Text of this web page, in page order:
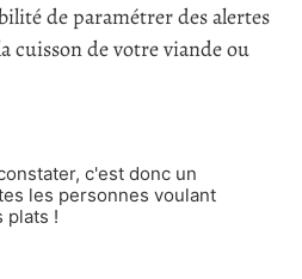
de paramétrer des alertes
cuisson de votre viande ou
c'est donc un
les personnes voulant
plats !